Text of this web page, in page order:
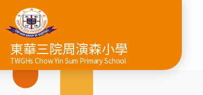
東華三院周演森小學
TWGHs Chow Yin Sum Primary School